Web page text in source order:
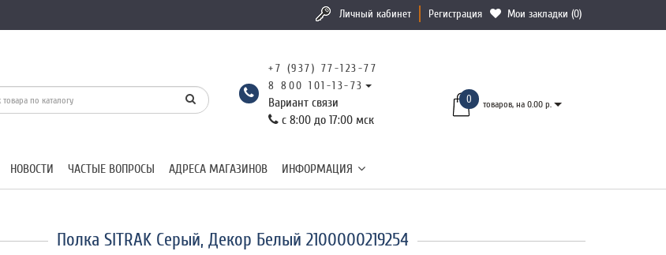
Личный кабинет Регистрация Мои закладки (0)
+7 (937) 77-123-77
8 800 101-13-73
Вариант связи
с 8:00 до 17:00 мск
0 товаров, на 0.00 р.
НОВОСТИ ЧАСТЫЕ ВОПРОСЫ АДРЕСА МАГАЗИНОВ ИНФОРМАЦИЯ
Полка SITRAK Серый, Декор Белый 2100000219254